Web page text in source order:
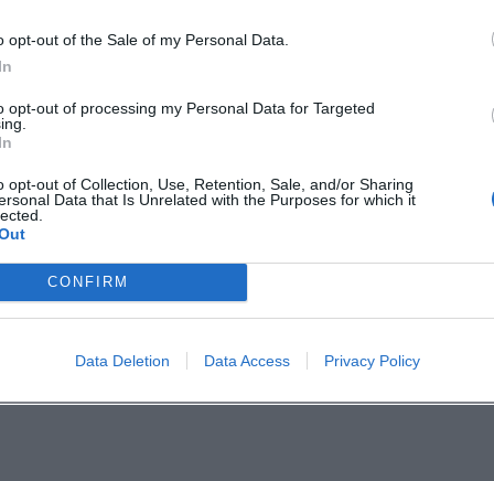
opt-out of the Sale of my Personal Data.
opt-out of processing my Personal Data for Targeted
opt-out of Collection, Use, Retention, Sale, and/or Sharing
Data that Is Unrelated with the Purposes for which it
CONFIRM
Data Deletion Data Access Privacy Policy
verbindet Musik, Kultur und Lebensfreude zu
Tages-Format. Wer Lust auf interkulturelle
lauen Sommerabend in Landshut hat,
Eintritt, internationale Küche und ein
besonders attraktiv.
bringt Landshut am 13. Juni 2026 in
und Begegnung wartet direkt an der Isar. Wer
will, sollte dieses Fest live erleben.
am Orbankai: